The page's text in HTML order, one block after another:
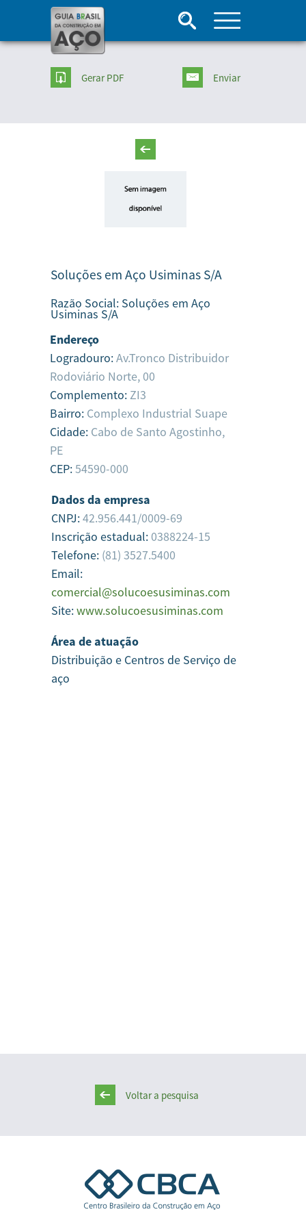
Gerar PDF Enviar
Soluções em Aço Usiminas S/A
Razão Social: Soluções em Aço
Usiminas S/A
Endereço
Logradouro:Av.Tronco Distribuidor
Rodoviário Norte, 00
Complemento:ZI3
Bairro: Complexo Industrial Suape
Cidade: Cabo de Santo Agostinho,
PE
CEP:54590-000
Dados da empresa
CNPJ:42.956.441/0009-69
Inscrição estadual: 0388224-15
Telefone: (81) 3527.5400
Email:
comercial@solucoesusiminas.com
Site:www.solucoesusiminas.com
Área de atuação
Distribuição e Centros de Serviço de
aço
Voltar a pesquisa